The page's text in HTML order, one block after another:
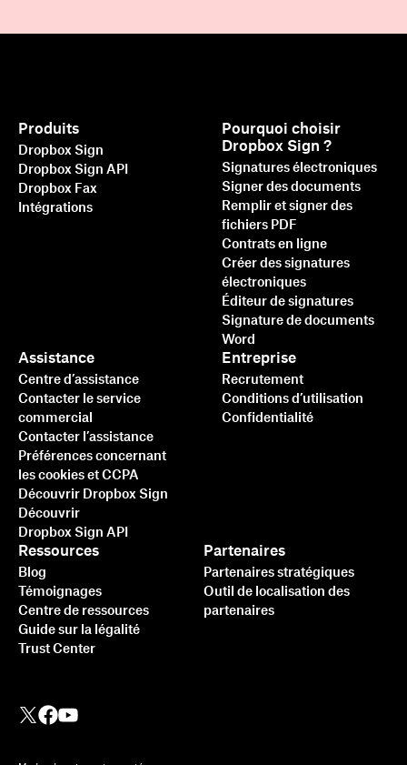
Produits
Dropbox Sign
Dropbox Sign API
Dropbox Fax
Intégrations
Pourquoi choisir
Dropbox Sign ?
Signatures électroniques
Signer des documents
Remplir et signer des
fichiers PDF
Contrats en ligne
Créer des signatures
électroniques
Éditeur de signatures
Signature de documents
Word
Assistance
Centre d’assistance
Contacter le service
commercial
Contacter l’assistance
Préférences concernant
les cookies et CCPA
Découvrir Dropbox Sign
Découvrir
Dropbox Sign API
Ressources
Blog
Témoignages
Centre de ressources
Guide sur la légalité
Trust Center
Partenaires
Partenaires stratégiques
Outil de localisation des
partenaires
Entreprise
Recrutement
Conditions d’utilisation
Confidentialité